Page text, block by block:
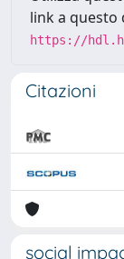
link a questo
https://
Citazioni
social